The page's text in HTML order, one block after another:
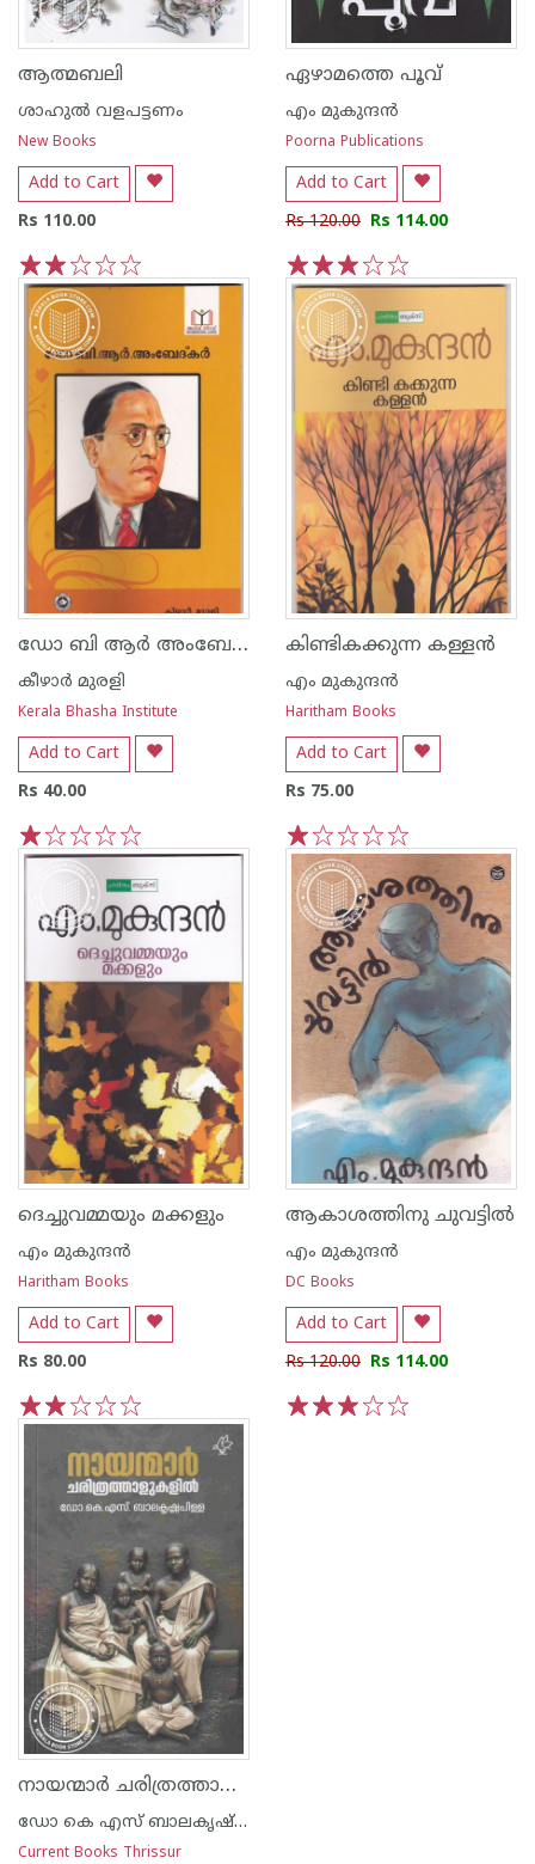
ആത്മബലി
ശാഹുല്‍ വളപട്ടണം
New Books
Add to Cart
Rs 110.00
5
4
3
2
1
ഏഴാമത്തെ പൂവ്
എം മുകുന്ദ‌ന്‍
Poorna Publications
Add to Cart
Rs 120.00 Rs 114.00
5
4
3
2
1
ഡോ ബി ആര്‍ അംബേദ്ക്കര്‍
കീഴാര്‍ മുരളി
Kerala Bhasha Institute
Add to Cart
Rs 40.00
5
4
3
2
1
കിണ്ടികക്കുന്ന കള്ളന്‍
എം മുകുന്ദ‌ന്‍
Haritham Books
Add to Cart
Rs 75.00
5
4
3
2
1
ദെച്ചുവമ്മയും മക്കളും
എം മുകുന്ദ‌ന്‍
Haritham Books
Add to Cart
Rs 80.00
5
4
3
2
1
ആകാശത്തിനു ചുവട്ടില്‍
എം മുകുന്ദ‌ന്‍
DC Books
Add to Cart
Rs 120.00 Rs 114.00
നായന്മാർ ചരിത്രത്താളുകളിൽ
ഡോ കെ എസ് ബാലകൃഷ്ണപിള്ള
Current Books Thrissur